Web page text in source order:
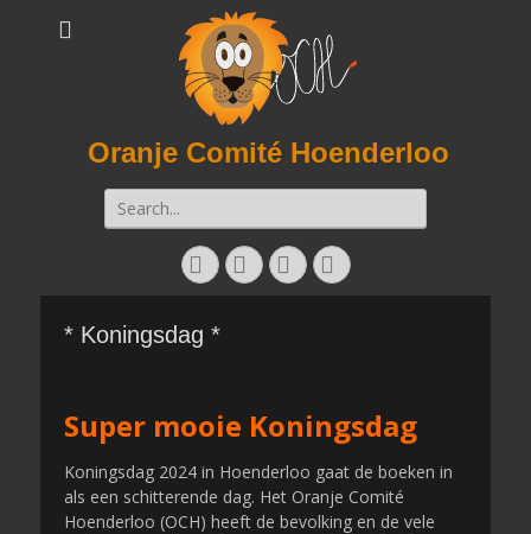
Oranje Comité Hoenderloo
Zoeken
naar:
Facebook
Twitter
E-
mail
Instagram
* Koningsdag *
Super mooie Koningsdag
Koningsdag 2024 in Hoenderloo gaat de boeken in
als een schitterende dag. Het Oranje Comité
Hoenderloo (OCH) heeft de bevolking en de vele